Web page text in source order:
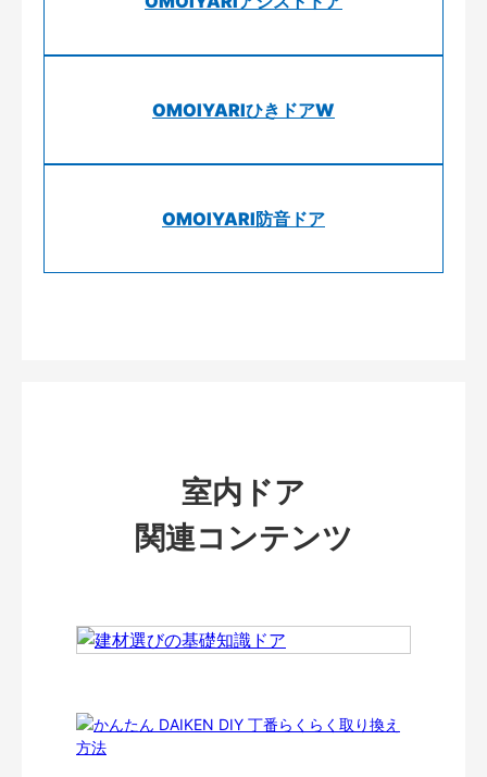
OMOIYARIひきドアW
OMOIYARI防音ドア
室内ドア
関連コンテンツ